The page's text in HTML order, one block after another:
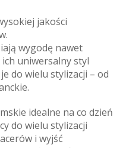
jakości
wygodę nawet
ich uniwersalny styl
do wielu stylizacji – od
idealne na co dzień
do wielu stylizacji
i wyjść